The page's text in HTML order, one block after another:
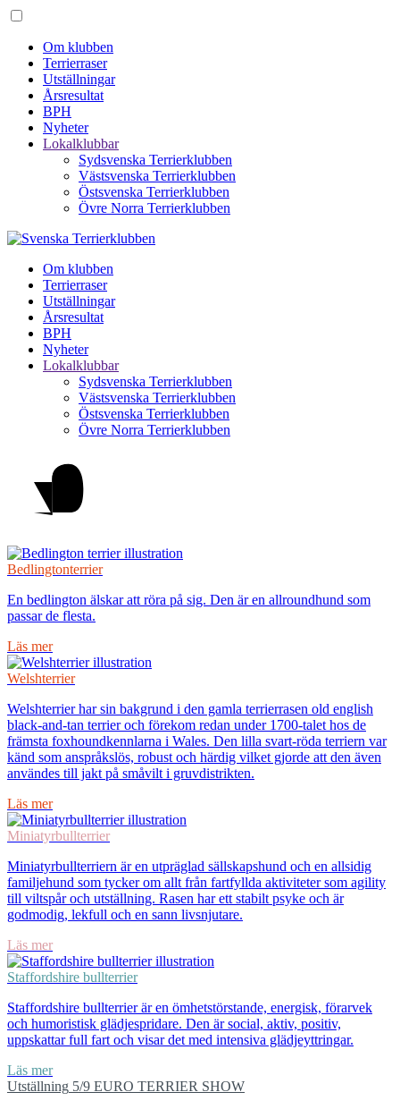
Om klubben
Terrierraser
Utställningar
Årsresultat
BPH
Nyheter
Lokalklubbar
Sydsvenska Terrierklubben
Västsvenska Terrierklubben
Östsvenska Terrierklubben
Övre Norra Terrierklubben
Om klubben
Terrierraser
Utställningar
Årsresultat
BPH
Nyheter
Lokalklubbar
Sydsvenska Terrierklubben
Västsvenska Terrierklubben
Östsvenska Terrierklubben
Övre Norra Terrierklubben
Bedlingtonterrier
En bedlington älskar att röra på sig. Den är en allroundhund som
passar de flesta.
Läs mer
Welshterrier
Welshterrier har sin bakgrund i den gamla terrierrasen old english
black-and-tan terrier och förekom redan under 1700-talet hos de
främsta foxhoundkennlarna i Wales. Den lilla svart-röda terriern var
känd som anspråkslös, robust och härdig vilket gjorde att den även
användes till jakt på småvilt i gruvdistrikten.
Läs mer
Miniatyrbullterrier
Miniatyrbullterriern är en utpräglad sällskapshund och en allsidig
familjehund som tycker om allt från fartfyllda aktiviteter som agility
till viltspår och utställning. Rasen har ett stabilt psyke och är
godmodig, lekfull och en sann livsnjutare.
Läs mer
Staffordshire bullterrier
Staffordshire bullterrier är en ömhetstörstande, energisk, förarvek
och humoristisk glädjespridare. Den är social, aktiv, positiv,
uppskattar full fart och visar det med intensiva glädjeyttringar.
Läs mer
Utställning 5/9 EURO TERRIER SHOW